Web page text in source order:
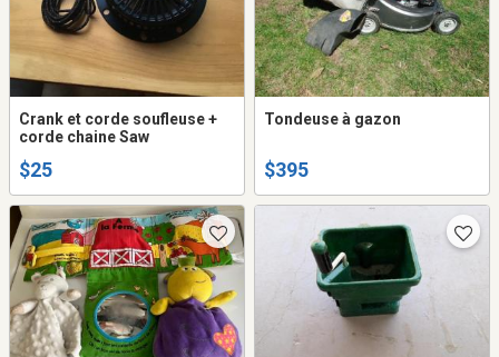
Crank et corde soufleuse +
corde chaine Saw
$25
Tondeuse à gazon
$395